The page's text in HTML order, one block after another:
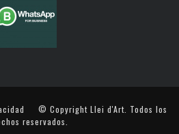
© Copyright Llei d'Art. Todos los
reservados.